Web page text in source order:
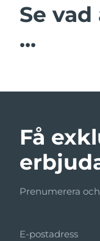
Se
...
Få
Prenumerera
E-postadress